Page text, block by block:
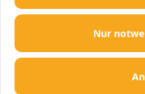
Nur